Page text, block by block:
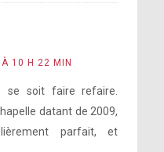
10 H 22 MIN
se soit faire refaire.
datant de 2009,
parfait, et